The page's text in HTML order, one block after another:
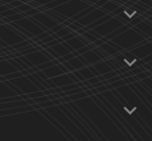


